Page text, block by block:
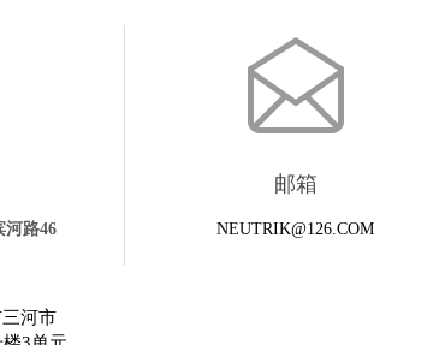
河路46
河市
NEUTRIK@126.COM
邮箱